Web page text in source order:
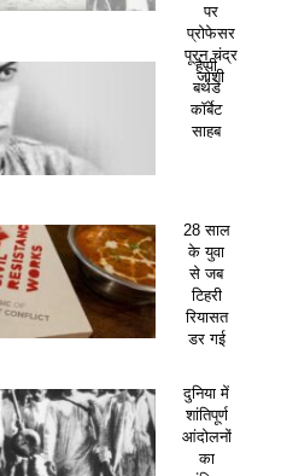
पर
प्रोफेसर
पूरन चंद्र
जोशी
हैप्पी
बर्थडे
कॉर्बेट
साहब
28 साल
के युवा
से जब
टिहरी
रियासत
डर गई
दुनिया में
शांतिपूर्ण
आंदोलनों
का